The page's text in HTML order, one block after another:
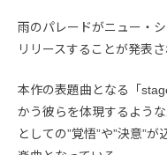
雨のパレードがニュー・
リリースすることが発表さ
本作の表題曲となる「
かう彼らを体現するよう
としての”覚悟”や”決意”